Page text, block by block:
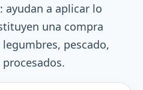
ayudan a aplicar lo
una compra
pescado,